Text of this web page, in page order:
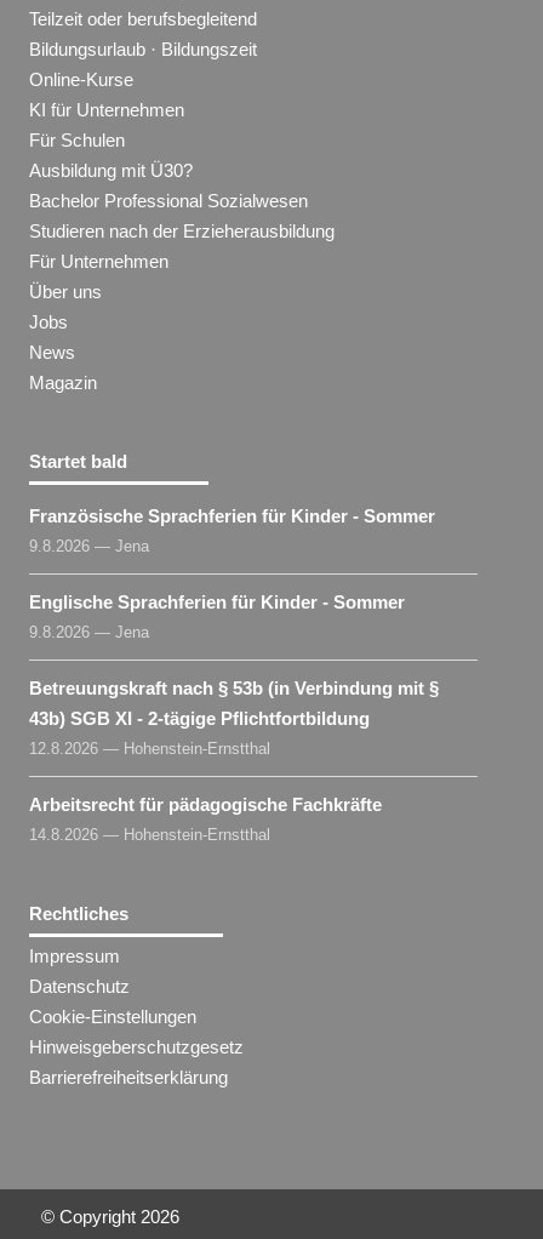
Teilzeit oder berufsbegleitend
Bildungsurlaub · Bildungszeit
Online-Kurse
KI für Unternehmen
Für Schulen
Ausbildung mit Ü30?
Bachelor Professional Sozialwesen
Studieren nach der Erzieherausbildung
Für Unternehmen
Über uns
Jobs
News
Magazin
Startet bald
Französische Sprachferien für Kinder - Sommer
9.8.2026 — Jena
Englische Sprachferien für Kinder - Sommer
9.8.2026 — Jena
Betreuungskraft nach § 53b (in Verbindung mit §
43b) SGB XI - 2-tägige Pflichtfortbildung
12.8.2026 — Hohenstein-Ernstthal
Arbeitsrecht für pädagogische Fachkräfte
14.8.2026 — Hohenstein-Ernstthal
Rechtliches
Impressum
Datenschutz
Cookie-Einstellungen
Hinweisgeberschutzgesetz
Barrierefreiheitserklärung
© Copyright 2026